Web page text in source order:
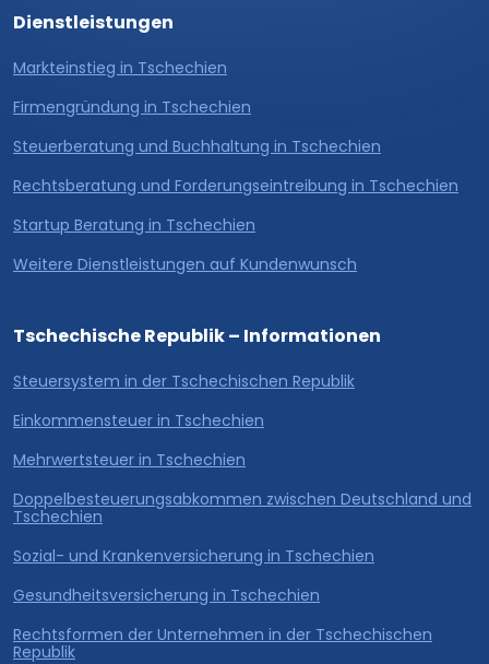
Dienstleistungen
Markteinstieg in Tschechien
Firmengründung in Tschechien
Steuerberatung und Buchhaltung in Tschechien
Rechtsberatung und Forderungseintreibung in Tschechien
Startup Beratung in Tschechien
Weitere Dienstleistungen auf Kundenwunsch
Tschechische Republik – Informationen
Steuersystem in der Tschechischen Republik
Einkommensteuer in Tschechien
Mehrwertsteuer in Tschechien
Doppelbesteuerungsabkommen zwischen Deutschland und
Tschechien
Sozial- und Krankenversicherung in Tschechien
Gesundheitsversicherung in Tschechien
Rechtsformen der Unternehmen in der Tschechischen
Republik